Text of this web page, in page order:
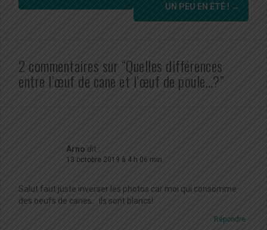
UN PEU EN ÉTÉ ! →
2 commentaires sur “Quelles différences
entre l’œuf de cane et l’œuf de poule…?”
Arno dit :
13 octobre 2019 à 4 h 06 min
Salut faut juste inverser les photos car moi qui consomme
des oeufs de canes… ils sont blancs!
Répondre